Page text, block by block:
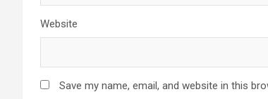
Website
Save my name, email, and website in this